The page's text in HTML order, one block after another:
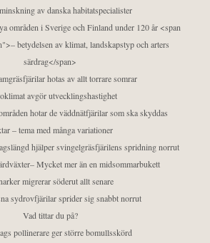
av danska habitatspecialister
områden i Sverige och Finland under 120 år <span
betydelsen av klimat, landskapstyp och arters
särdrag</span>
hotas av allt torrare somrar
avgör utvecklingshastighet
hotar de väddnätfjärilar som ska skyddas
– tema med många variationer
hjälper svingelgräsfjärilens spridning norrut
Mycket mer än en midsommarbukett
migrerar söderut allt senare
sydrovfjärilar sprider sig snabbt norrut
Vad tittar du på?
pollinerare ger större bomullsskörd